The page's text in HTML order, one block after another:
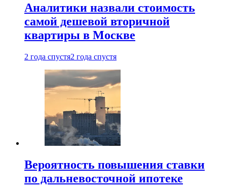
Аналитики назвали стоимость
самой дешевой вторичной
квартиры в Москве
2 года спустя2 года спустя
Вероятность повышения ставки
по дальневосточной ипотеке